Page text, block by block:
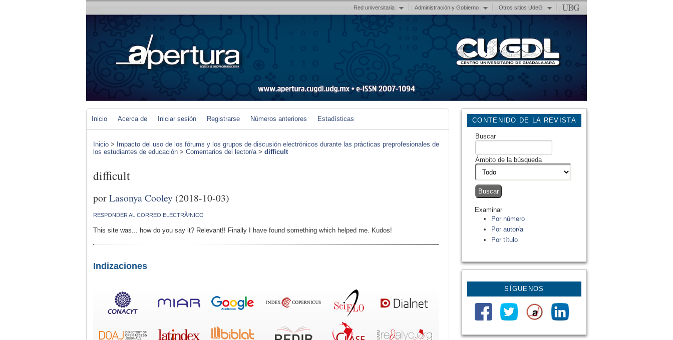
Red universitaria Administración y Gobierno Otros sitios UdeG
CONTENIDO DE LA REVISTA
Buscar
Ámbito de la búsqueda
Examinar
Por número
Por autor/a
Por título
SÍGUENOS
Inicio Acerca de Iniciar sesión Registrarse Números anteriores Estadísticas
Inicio > Impacto del uso de los fórums y los grupos de discusión electrónicos durante las prácticas preprofesionales de
los estudiantes de educación > Comentarios del lector/a> difficult
difficult
porLasonya Cooley (2018-10-03)
RESPONDER AL CORREO ELECTRÃ³NICO
This site was... how do you say it? Relevant!! Finally I have found something which helped me. Kudos!
Indizaciones